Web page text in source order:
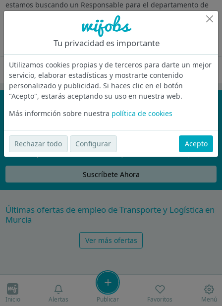
estamos buscando un Responsable para el departamento de
estudios de una empresa especializada en edificación,
ingeniería y obra civil, ubicada en Cartagena. FUNCIONES Y
Oferta desactivada
¡No te pierdas nada!
Únete a la comunidad de wijobs y recibe por email las mejores
ofertas de empleo
Nunca compartiremos tu email con nadie y no te vamos a enviar spam
Suscríbete Ahora
Últimas ofertas de empleo de Transporte y Logística en
Murcia
Ver más ofertas
Inicio Alertas Publicar Favoritos Menú
Tu privacidad es importante
Utilizamos cookies propias y de terceros para darte un mejor
servicio, elaborar estadísticas y mostrarte contenido
personalizado y publicidad. Si haces clic en el botón
"Acepto", estarás aceptando su uso en nuestra web.
Más informción sobre nuestra política de cookies
Rechazar todo Configurar Acepto